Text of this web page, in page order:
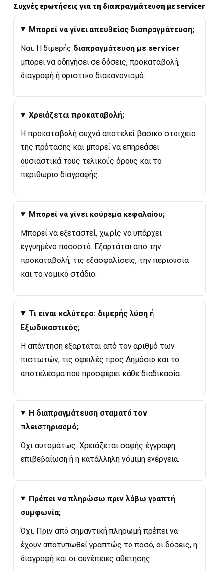
Συχνές ερωτήσεις για τη διαπραγμάτευση με servicer
Μπορεί να γίνει απευθείας διαπραγμάτευση;
Ναι. Η διμερής διαπραγμάτευση με servicer
μπορεί να οδηγήσει σε δόσεις, προκαταβολή,
διαγραφή ή οριστικό διακανονισμό.
Χρειάζεται προκαταβολή;
Η προκαταβολή συχνά αποτελεί βασικό στοιχείο
της πρότασης και μπορεί να επηρεάσει
ουσιαστικά τους τελικούς όρους και το
περιθώριο διαγραφής.
Μπορεί να γίνει κούρεμα κεφαλαίου;
Μπορεί να εξεταστεί, χωρίς να υπάρχει
εγγυημένο ποσοστό. Εξαρτάται από την
προκαταβολή, τις εξασφαλίσεις, την περιουσία
και το νομικό στάδιο.
Τι είναι καλύτερο: διμερής λύση ή
Εξωδικαστικός;
Η απάντηση εξαρτάται από τον αριθμό των
πιστωτών, τις οφειλές προς Δημόσιο και το
αποτέλεσμα που προσφέρει κάθε διαδικασία.
Η διαπραγμάτευση σταματά τον
πλειστηριασμό;
Όχι αυτομάτως. Χρειάζεται σαφής έγγραφη
επιβεβαίωση ή η κατάλληλη νόμιμη ενέργεια.
Πρέπει να πληρώσω πριν λάβω γραπτή
συμφωνία;
Όχι. Πριν από σημαντική πληρωμή πρέπει να
έχουν αποτυπωθεί γραπτώς το ποσό, οι δόσεις, η
διαγραφή και οι συνέπειες αθέτησης.